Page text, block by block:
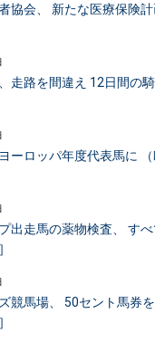
協会、 新たな医療保険
走路を間違え 12日間の
ーロッパ年度代表馬に
出走馬の薬物検査、 す
競馬場、 50セント馬券